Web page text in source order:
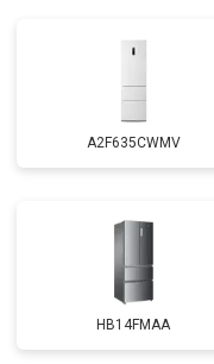
A2F635CWMV
HB14FMAA